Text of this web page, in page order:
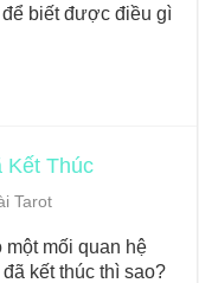
Together
biết được điều gì
Kết Thúc
Tarot
một mối quan hệ
kết thúc thì sao?